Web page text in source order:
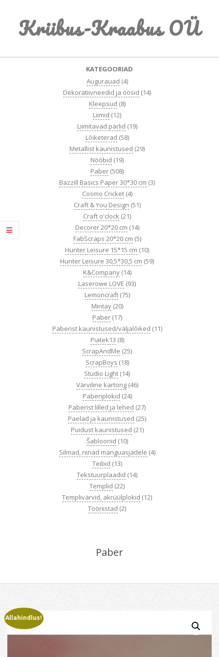
contentKriibus-Kraabus OÜ
KATEGOORIAD
Augurauad (4)
Dekoratiivneedid ja öösid (14)
Kleepsud (8)
Liimid (12)
Liimitavad pärlid (19)
Lõiketerad (58)
Metallist kaunistused (29)
Nööbid (19)
Paber (508)
Bazzill Basics Paper 30*30 cm (3)
Cosmo Cricket (4)
Craft & You Design (51)
Craft o'clock (21)
Decorer 20*20 cm (14)
FabScraps 20*20 cm (5)
Hunter Leisure 15*15 cm (10)
Hunter Leisure 30,5*30,5 cm (59)
K&Company (14)
Laserowe LOVE (93)
Lemoncraft (75)
Mintay (20)
Paber (17)
Paberist kaunistused/väljalõiked (11)
Piatek13 (8)
ScrapAndMe (25)
ScrapBoys (18)
Studio Light (14)
Värviline kartong (46)
Paberiplokid (24)
Paberist lilled ja lehed (27)
Paelad ja kaunistused (25)
Puidust kaunistused (21)
Šabloonid (10)
Silmad, ninad mänguasjadele (4)
Teibid (13)
Tekstuurplaadid (14)
Templid (22)
Templivärvid, akrüülplokid (12)
Tööriistad (2)
Paber
Allahindlus!